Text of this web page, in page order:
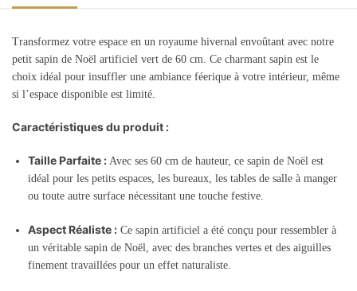
Transformez votre espace en un royaume hivernal envoûtant avec notre
petit sapin de Noël artificiel vert de 60 cm. Ce charmant sapin est le
choix idéal pour insuffler une ambiance féerique à votre intérieur, même
si l’espace disponible est limité.
Caractéristiques du produit :
Taille Parfaite : Avec ses 60 cm de hauteur, ce sapin de Noël est
idéal pour les petits espaces, les bureaux, les tables de salle à manger
ou toute autre surface nécessitant une touche festive.
Aspect Réaliste : Ce sapin artificiel a été conçu pour ressembler à
un véritable sapin de Noël, avec des branches vertes et des aiguilles
finement travaillées pour un effet naturaliste.